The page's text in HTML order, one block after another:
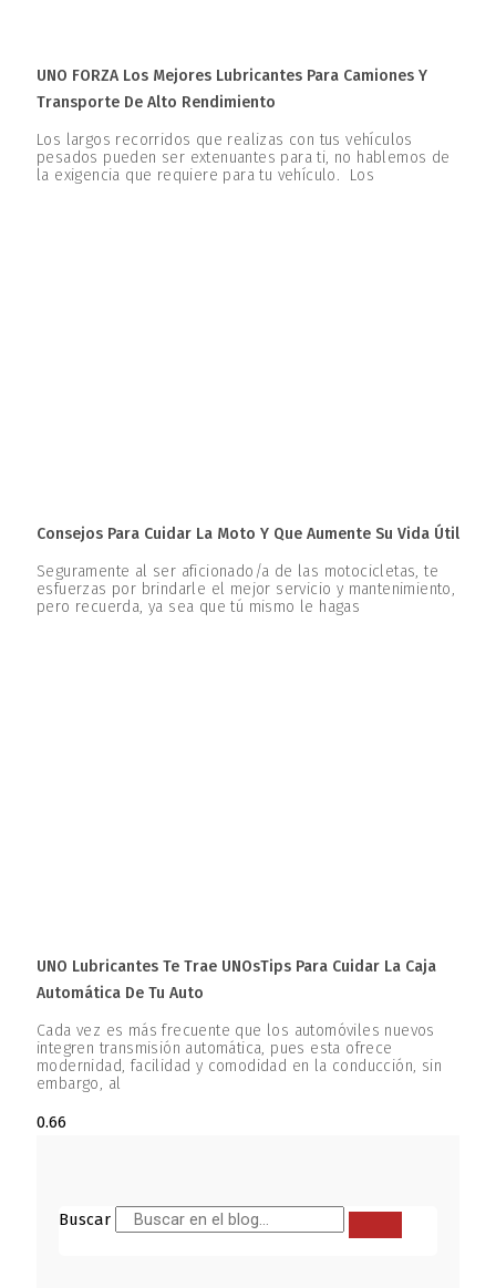
UNO FORZA Los Mejores Lubricantes Para Camiones Y
Transporte De Alto Rendimiento
Los largos recorridos que realizas con tus vehículos
pesados pueden ser extenuantes para ti, no hablemos de
la exigencia que requiere para tu vehículo. Los
Consejos Para Cuidar La Moto Y Que Aumente Su Vida Útil
Seguramente al ser aficionado/a de las motocicletas, te
esfuerzas por brindarle el mejor servicio y mantenimiento,
pero recuerda, ya sea que tú mismo le hagas
UNO Lubricantes Te Trae UNOsTips Para Cuidar La Caja
Automática De Tu Auto
Cada vez es más frecuente que los automóviles nuevos
integren transmisión automática, pues esta ofrece
modernidad, facilidad y comodidad en la conducción, sin
embargo, al
Buscar